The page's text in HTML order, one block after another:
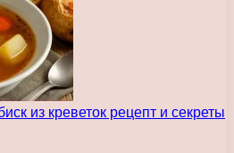
из креветок рецепт и секреты